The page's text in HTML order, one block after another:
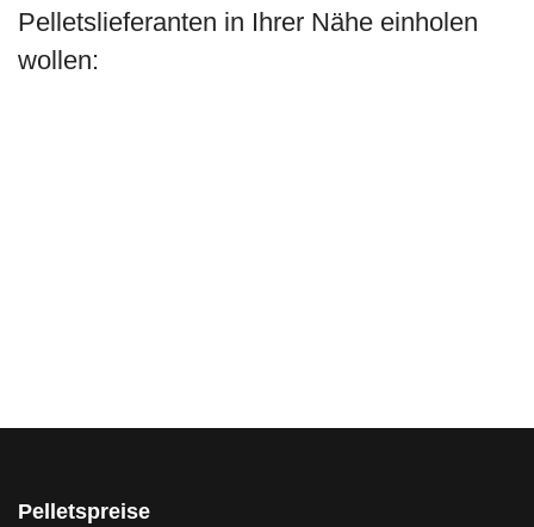
Pelletslieferanten in Ihrer Nähe einholen
wollen:
Pelletspreise